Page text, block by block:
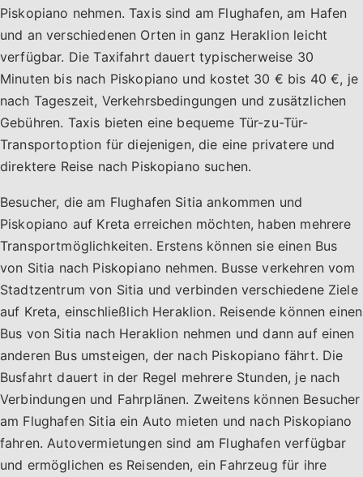
Piskopiano nehmen. Taxis sind am Flughafen, am Hafen
und an verschiedenen Orten in ganz Heraklion leicht
verfügbar. Die Taxifahrt dauert typischerweise 30
Minuten bis nach Piskopiano und kostet 30 € bis 40 €, je
nach Tageszeit, Verkehrsbedingungen und zusätzlichen
Gebühren. Taxis bieten eine bequeme Tür-zu-Tür-
Transportoption für diejenigen, die eine privatere und
direktere Reise nach Piskopiano suchen.
Besucher, die am Flughafen Sitia ankommen und
Piskopiano auf Kreta erreichen möchten, haben mehrere
Transportmöglichkeiten. Erstens können sie einen Bus
von Sitia nach Piskopiano nehmen. Busse verkehren vom
Stadtzentrum von Sitia und verbinden verschiedene Ziele
auf Kreta, einschließlich Heraklion. Reisende können einen
Bus von Sitia nach Heraklion nehmen und dann auf einen
anderen Bus umsteigen, der nach Piskopiano fährt. Die
Busfahrt dauert in der Regel mehrere Stunden, je nach
Verbindungen und Fahrplänen. Zweitens können Besucher
am Flughafen Sitia ein Auto mieten und nach Piskopiano
fahren. Autovermietungen sind am Flughafen verfügbar
und ermöglichen es Reisenden, ein Fahrzeug für ihre